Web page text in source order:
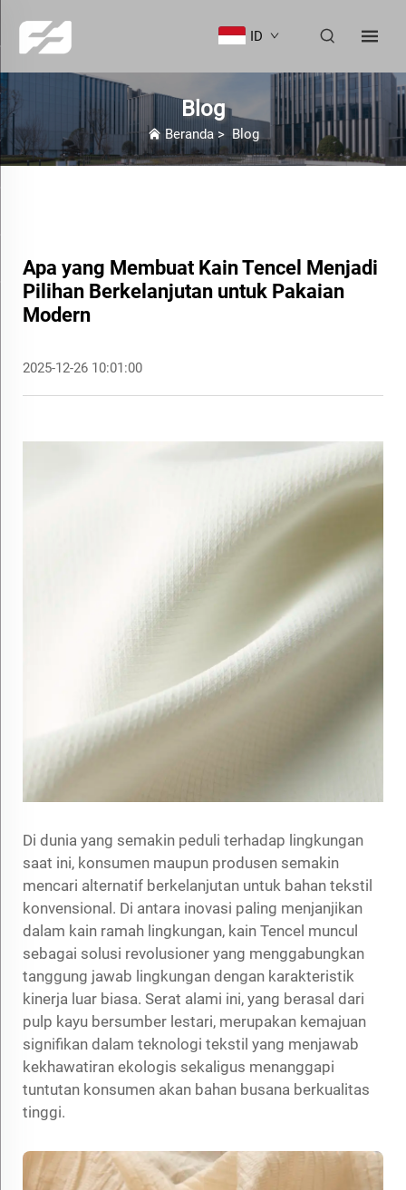
ID
Blog
Beranda> Blog
Apa yang Membuat Kain Tencel Menjadi
Pilihan Berkelanjutan untuk Pakaian
Modern
2025-12-26 10:01:00
Di dunia yang semakin peduli terhadap lingkungan
saat ini, konsumen maupun produsen semakin
mencari alternatif berkelanjutan untuk bahan tekstil
konvensional. Di antara inovasi paling menjanjikan
dalam kain ramah lingkungan, kain Tencel muncul
sebagai solusi revolusioner yang menggabungkan
tanggung jawab lingkungan dengan karakteristik
kinerja luar biasa. Serat alami ini, yang berasal dari
pulp kayu bersumber lestari, merupakan kemajuan
signifikan dalam teknologi tekstil yang menjawab
kekhawatiran ekologis sekaligus menanggapi
tuntutan konsumen akan bahan busana berkualitas
tinggi.